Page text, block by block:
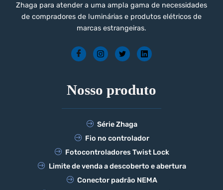
Zhaga para atender a uma ampla gama de necessidades
de compradores de luminárias e produtos elétricos de
marcas estrangeiras.
Nosso produto
Série Zhaga
Fio no controlador
Fotocontroladores Twist Lock
Limite de venda a descoberto e abertura
Conector padrão NEMA